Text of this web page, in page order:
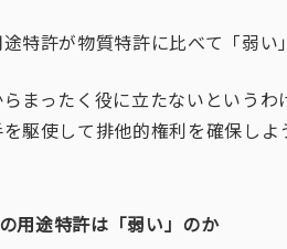
特許が物質特許に比べて「弱い
らまったく役に立たないという
駆使して排他的権利を確保し
用途特許は「弱い」のか